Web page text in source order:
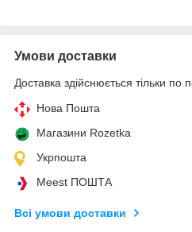
Умови доставки
Доставка здійснюється тільки по
Нова Пошта
Магазини Rozetka
Укрпошта
Meest ПОШТА
Всі умови доставки